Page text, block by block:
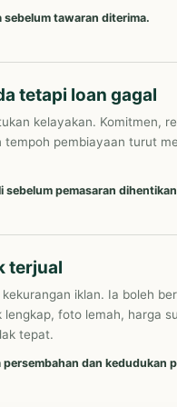
tawaran diterima.
tetapi loan gagal
kelayakan. Komitmen,
tempoh pembiayaan turut
sebelum pemasaran
terjual
iklan. Ia boleh
foto lemah, harga
tepat.
dan kedudukan